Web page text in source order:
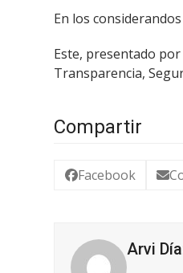
En los
Este, presentado
Transparencia,
Compartir
Facebook
Arvi